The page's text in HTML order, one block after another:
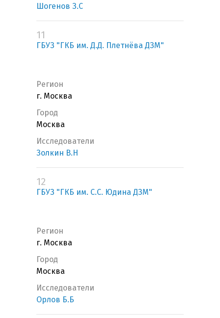
Шогенов З.С
11
ГБУЗ "ГКБ им. Д.Д. Плетнёва ДЗМ"
Регион
г. Москва
Город
Москва
Исследователи
Золкин В.Н
12
ГБУЗ "ГКБ им. С.С. Юдина ДЗМ"
Регион
г. Москва
Город
Москва
Исследователи
Орлов Б.Б